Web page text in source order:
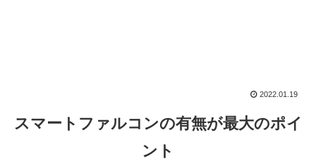
2022.01.19
スマートファルコンの有無が最大のポイ
ント